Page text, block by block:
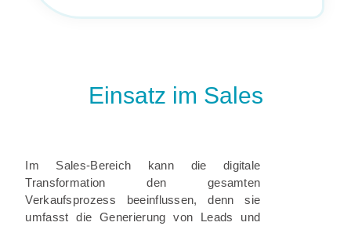
Einsatz im Sales
Im Sales-Bereich kann die digitale
Transformation den gesamten
Verkaufsprozess beeinflussen, denn sie
umfasst die Generierung von Leads und